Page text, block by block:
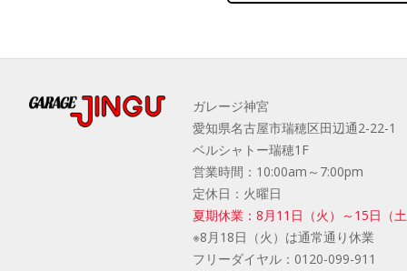
ガレージ神宮
愛知県名古屋市瑞穂区田辺通2-22-1
ベルシャトー瑞穂1F
営業時間：10:00am～7:00pm
定休日：火曜日
夏期休業：8月11日（火）～15日（
※8月18日（火）は通常通り休業
フリーダイヤル： 0120-099-911